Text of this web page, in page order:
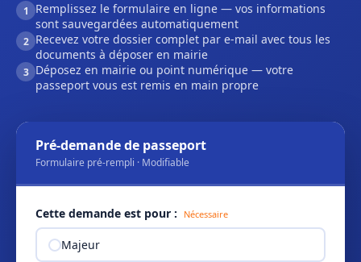
1
Remplissez le formulaire en ligne — vos informations
sont sauvegardées automatiquement
2 Recevez votre dossier complet par e-mail avec tous les
documents à déposer en mairie
3 Déposez en mairie ou point numérique — votre
passeport vous est remis en main propre
Pré-demande de passeport
Formulaire pré-rempli · Modifiable
Cette demande est pour : Nécessaire
Majeur